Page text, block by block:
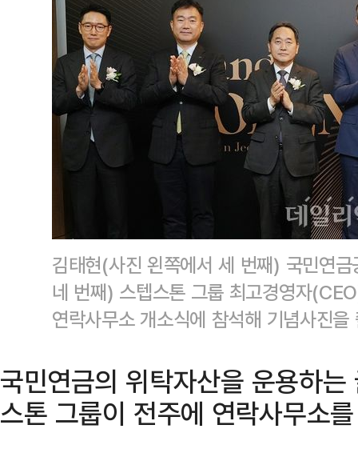
김태현(사진 왼쪽에서 세 번째) 국민연
네 번째) 스텝스톤 그룹 최고경영자
연락사무소 개소식에 참석해 기념사진
국민연금의 위탁자산을 운용하
스톤 그룹이 전주에 연락사무소